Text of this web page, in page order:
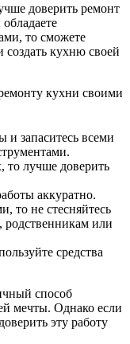
доверить ремонт
то сможете
создать кухню своей
кухни своими
и запаситесь всеми
то лучше доверить
аккуратно.
то не стесняйтесь
родственникам или
средства
способ
мечты. Однако если
эту работу